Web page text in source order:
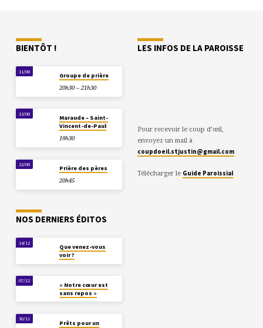
BIENTÔT !
11/08
Groupe de prière
20h30 – 21h30
13/08
Maraude – Saint-
Vincent-de-Paul
19h30
22/08
Prière des pères
20h45
LES INFOS DE LA PAROISSE
Pour recevoir le coup d’œil,
envoyez un mail à
coupdoeil.stjustin@gmail.com
Télécharger le Guide Paroissial
NOS DERNIERS ÉDITOS
14/12
Que venez-vous
voir ?
07/12
« Notre cœur est
sans repos »
30/11
Prêts pour un